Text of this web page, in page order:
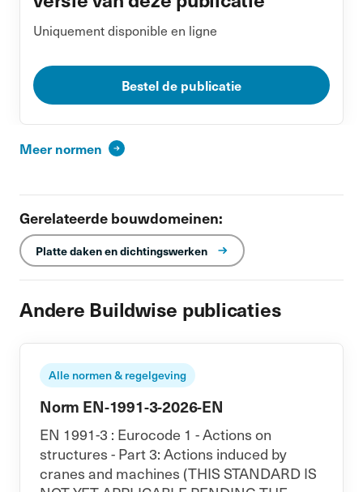
Uniquement disponible en ligne
Bestel de publicatie
Meer normen
Gerelateerde bouwdomeinen:
Platte daken en dichtingswerken
Andere Buildwise publicaties
Alle normen & regelgeving
Norm EN-1991-3-2026-EN
EN 1991-3 : Eurocode 1 - Actions on
structures - Part 3: Actions induced by
cranes and machines (THIS STANDARD IS